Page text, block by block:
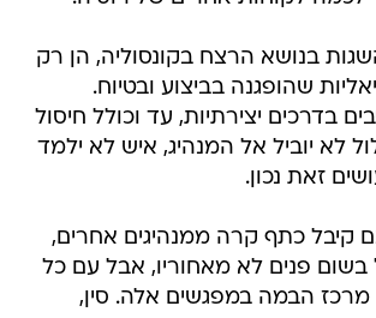
בנושא הרצח בקונסוליה, הן רק
שהופגנה בביצוע ובטיוח.
בדרכים יצירתיות, עד וכולל חיסול
לא יוביל אל המנהיג, איש לא ילמד
זאת נכון.
קיבל כתף קרה ממנהיגים אחרים,
בשום פנים לא מאחוריו, אבל עם כל
מרכז הבמה במפגשים אלה. סין,